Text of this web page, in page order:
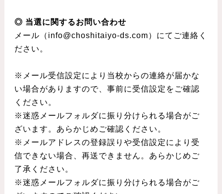
◎ 当選に関するお問い合わせ
メール（info@choshitaiyo-ds.com）にてご連絡く
ださい。
※メール受信設定により当校からの連絡が届かな
い場合がありますので、事前に受信設定をご確認
ください。
※迷惑メールフォルダに振り分けられる場合がご
ざいます。あらかじめご確認ください。
※メールアドレスの登録誤りや受信設定により受
信できない場合、再送できません。あらかじめご
了承ください。
※迷惑メールフォルダに振り分けられる場合がご